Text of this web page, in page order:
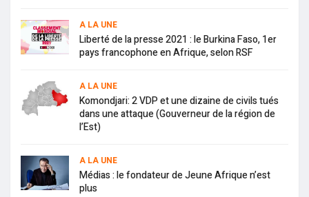
A LA UNE
Liberté de la presse 2021 : le Burkina Faso, 1er
pays francophone en Afrique, selon RSF
A LA UNE
Komondjari: 2 VDP et une dizaine de civils tués
dans une attaque (Gouverneur de la région de
l’Est)
A LA UNE
Médias : le fondateur de Jeune Afrique n’est
plus